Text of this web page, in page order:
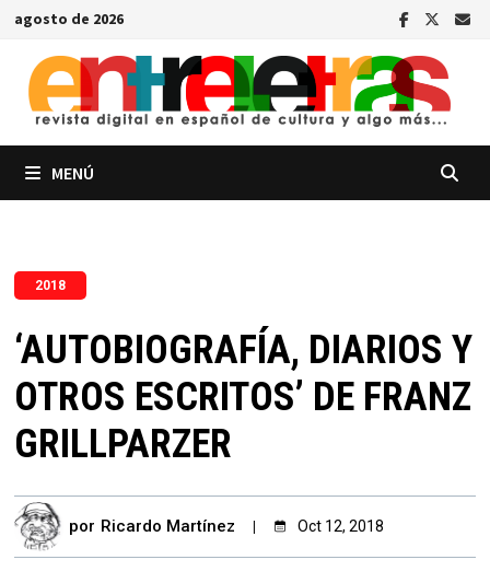
Saltar
contenido
agosto de 2026
MENÚ
2018
‘AUTOBIOGRAFÍA, DIARIOS Y
OTROS ESCRITOS’ DE FRANZ
GRILLPARZER
por Ricardo Martínez Oct 12, 2018